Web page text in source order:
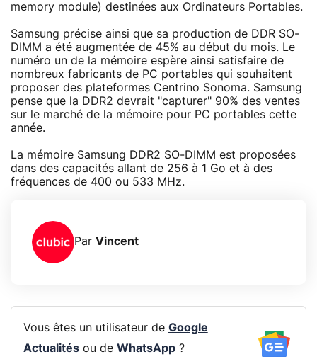
memory module) destinées aux Ordinateurs Portables.
Samsung précise ainsi que sa production de DDR SO-
DIMM a été augmentée de 45% au début du mois. Le
numéro un de la mémoire espère ainsi satisfaire de
nombreux fabricants de PC portables qui souhaitent
proposer des plateformes Centrino Sonoma. Samsung
pense que la DDR2 devrait "capturer" 90% des ventes
sur le marché de la mémoire pour PC portables cette
année.
La mémoire Samsung DDR2 SO-DIMM est proposées
dans des capacités allant de 256 à 1 Go et à des
fréquences de 400 ou 533 MHz.
Par Vincent
Vous êtes un utilisateur de Google
Actualitésou de WhatsApp?